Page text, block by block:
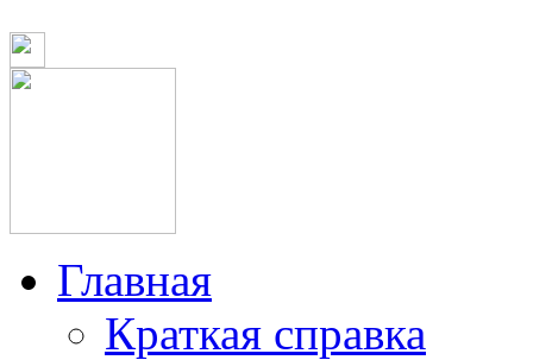
Главная
Краткая справка